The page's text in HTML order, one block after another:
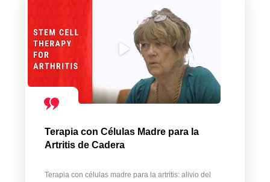
Terapia con Células Madre para la
Artritis de Cadera
Terapia con células madre para la artritis: alivio del